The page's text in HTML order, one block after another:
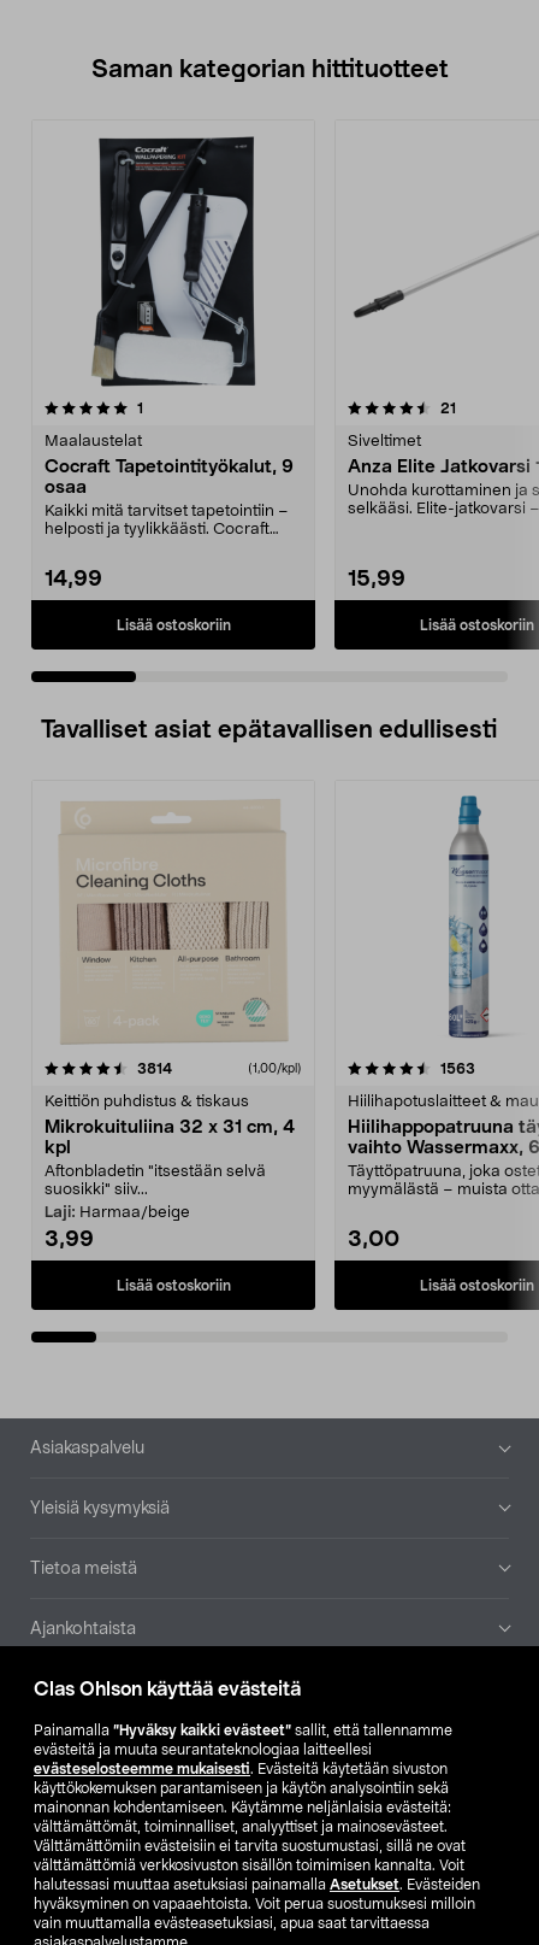
Clas Ohlson käyttää evästeitä
Painamalla ”Hyväksy kaikki evästeet” sallit, että tallennamme
evästeitä ja muuta seurantateknologiaa laitteellesi
evästeselosteemme mukaisesti. Evästeitä käytetään sivuston
käyttökokemuksen parantamiseen ja käytön analysointiin sekä
mainonnan kohdentamiseen. Käytämme neljänlaisia evästeitä:
välttämättömät, toiminnalliset, analyyttiset ja mainosevästeet.
Välttämättömiin evästeisiin ei tarvita suostumustasi, sillä ne ovat
välttämättömiä verkkosivuston sisällön toimimisen kannalta. Voit
halutessasi muuttaa asetuksiasi painamalla Asetukset. Evästeiden
hyväksyminen on vapaaehtoista. Voit perua suostumuksesi milloin
vain muuttamalla evästeasetuksiasi, apua saat tarvittaessa
Saman kategorian hittituotteet
1
Maalaustelat
Cocraft Tapetointityökalut, 9
osaa
Kaikki mitä tarvitset tapetointiin –
helposti ja tyylikkäästi. Cocraft
14,99
Lisää ostoskoriin
4.5 viidestä
21
Siveltimet
Anza Elite Jatkovarsi
Unohda kurottaminen ja
selkääsi. Elite-jatkovarsi
15,99
Lisää ostoskoriin
4.5 viidestä
Tavalliset asiat epätavallisen edullisesti
3814arvostelut (1,00/kpl)
Keittiön puhdistus & tiskaus
Mikrokuituliina 32 x 31 cm, 4
kpl
Aftonbladetin "itsestään selvä
suosikki" siiv...
Laji: Harmaa/beige
3,99
Lisää ostoskoriin
4.5viidestä
1563
Hiilihapotuslaitteet &
Hiilihappopatruuna
vaihto Wassermaxx,
Täyttöpatruuna, joka
myymälästä – muista
3,00
Lisää ostoskoriin
4.5viidestä
Alatunniste
Asiakaspalvelu
Yleisiä kysymyksiä
Tietoa meistä
Ajankohtaista
Muut yrityksemme
Etsi myymälä
SE NO FI
FI SV